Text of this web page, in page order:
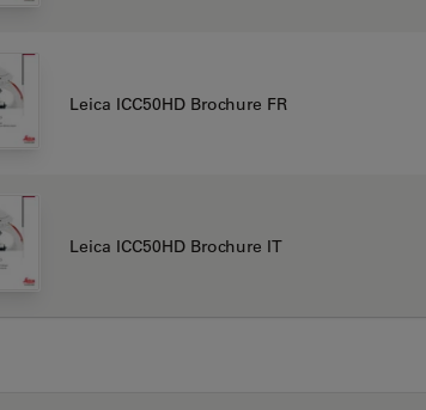
Leica ICC50HD Brochure FR
Leica ICC50HD Brochure IT